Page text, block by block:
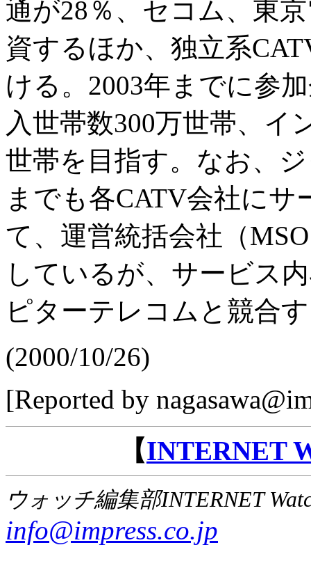
通が28％、セコム、東
資するほか、独立系
ける。2003年までに参
入世帯数300万世帯、イ
世帯を目指す。なお、
までも各CATV会社に
て、運営統括会社（
しているが、サービス
ピターテレコムと競合
(2000/10/26)
[Reported by
【INTERNET
ウォッチ編集部INTERNET
info@impress.co.jp